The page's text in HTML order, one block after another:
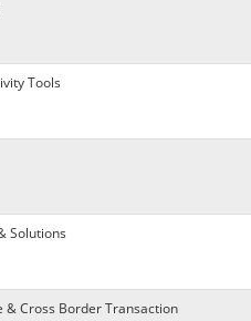
Tools
Solutions
& Cross Border Transaction